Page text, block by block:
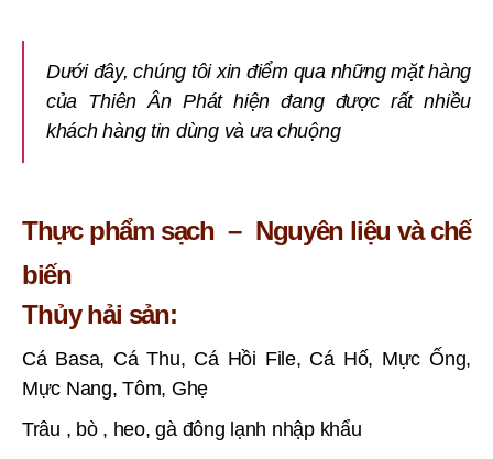
Dưới đây, chúng tôi xin điểm qua những mặt hàng
của Thiên Ân Phát hiện đang được rất nhiều
khách hàng tin dùng và ưa chuộng
Thực phẩm sạch – Nguyên liệu và chế
biến
Thủy hải sản:
Cá Basa, Cá Thu, Cá Hồi File, Cá Hố, Mực Ống,
Mực Nang, Tôm, Ghẹ
Trâu , bò , heo, gà đông lạnh nhập khẩu